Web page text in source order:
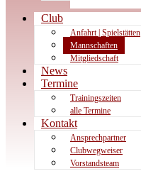
Club
Anfahrt | Spielstätten
Mannschaften
Mitgliedschaft
News
Termine
Trainingszeiten
alle Termine
Kontakt
Ansprechpartner
Clubwegweiser
Vorstandsteam